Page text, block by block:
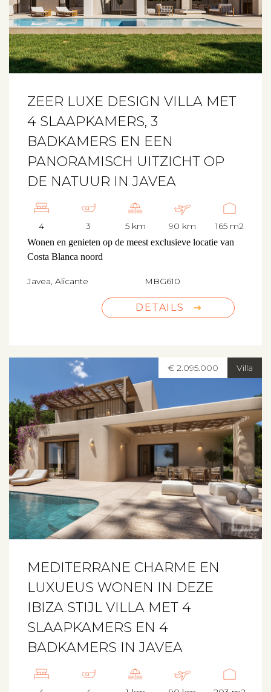
ZEER LUXE DESIGN VILLA MET
4 SLAAPKAMERS, 3
BADKAMERS EN EEN
PANORAMISCH UITZICHT OP
DE NATUUR IN JAVEA
4 3 5 km 90 km 165 m2
Wonen en genieten op de meest exclusieve locatie van
Costa Blanca noord
Javea, Alicante MBG610
DETAILS
Villa
€ 2.095.000
MEDITERRANE CHARME EN
LUXUEUS WONEN IN DEZE
IBIZA STIJL VILLA MET 4
SLAAPKAMERS EN 4
BADKAMERS IN JAVEA